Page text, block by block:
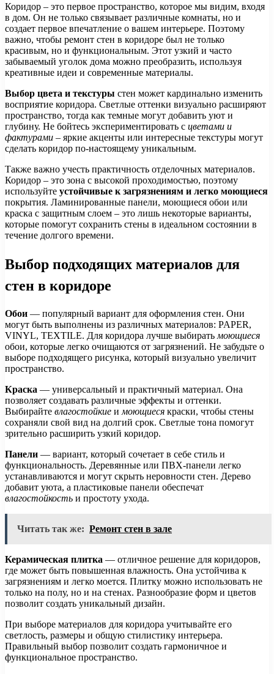
Коридор – это первое пространство, которое мы видим, входя
в дом. Он не только связывает различные комнаты, но и
создает первое впечатление о вашем интерьере. Поэтому
важно, чтобы ремонт стен в коридоре был не только
красивым, но и функциональным. Этот узкий и часто
забываемый уголок дома можно преобразить, используя
креативные идеи и современные материалы.
Выбор цвета и текстуры стен может кардинально изменить
восприятие коридора. Светлые оттенки визуально расширяют
пространство, тогда как темные могут добавить уют и
глубину. Не бойтесь экспериментировать с цветами и
фактурами – яркие акценты или интересные текстуры могут
сделать коридор по-настоящему уникальным.
Также важно учесть практичность отделочных материалов.
Коридор – это зона с высокой проходимостью, поэтому
используйте устойчивые к загрязнениям и легко моющиеся
покрытия. Ламинированные панели, моющиеся обои или
краска с защитным слоем – это лишь некоторые варианты,
которые помогут сохранить стены в идеальном состоянии в
течение долгого времени.
Выбор подходящих материалов для
стен в коридоре
Обои — популярный вариант для оформления стен. Они
могут быть выполнены из различных материалов: PAPER,
VINYL, TEXTILE. Для коридора лучше выбирать моющиеся
обои, которые легко очищаются от загрязнений. Не забудьте о
выборе подходящего рисунка, который визуально увеличит
пространство.
Краска — универсальный и практичный материал. Она
позволяет создавать различные эффекты и оттенки.
Выбирайте влагостойкие и моющиеся краски, чтобы стены
сохраняли свой вид на долгий срок. Светлые тона помогут
зрительно расширить узкий коридор.
Панели — вариант, который сочетает в себе стиль и
функциональность. Деревянные или ПВХ-панели легко
устанавливаются и могут скрыть неровности стен. Дерево
добавит уюта, а пластиковые панели обеспечат
влагостойкость и простоту ухода.
Читать так же: Ремонт стен в зале
Керамическая плитка — отличное решение для коридоров,
где может быть повышенная влажность. Она устойчива к
загрязнениям и легко моется. Плитку можно использовать не
только на полу, но и на стенах. Разнообразие форм и цветов
позволит создать уникальный дизайн.
При выборе материалов для коридора учитывайте его
светлость, размеры и общую стилистику интерьера.
Правильный выбор позволит создать гармоничное и
функциональное пространство.